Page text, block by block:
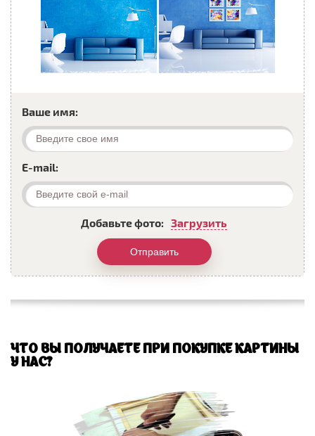
Ваше имя:
E-mail:
Добавьте фото: Загрузить
Отправить
ЧТО ВЫ ПОЛУЧАЕТЕ ПРИ ПОКУПКЕ КАРТИНЫ
У НАС?